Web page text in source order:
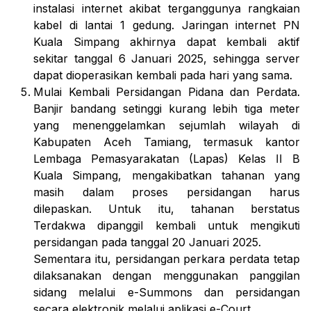
instalasi internet akibat terganggunya rangkaian
kabel di lantai 1 gedung. Jaringan internet PN
Kuala Simpang akhirnya dapat kembali aktif
sekitar tanggal 6 Januari 2025, sehingga server
dapat dioperasikan kembali pada hari yang sama.
Mulai Kembali Persidangan Pidana dan Perdata.
Banjir bandang setinggi kurang lebih tiga meter
yang menenggelamkan sejumlah wilayah di
Kabupaten Aceh Tamiang, termasuk kantor
Lembaga Pemasyarakatan (Lapas) Kelas II B
Kuala Simpang, mengakibatkan tahanan yang
masih dalam proses persidangan harus
dilepaskan. Untuk itu, tahanan berstatus
Terdakwa dipanggil kembali untuk mengikuti
persidangan pada tanggal 20 Januari 2025.
Sementara itu, persidangan perkara perdata tetap
dilaksanakan dengan menggunakan panggilan
sidang melalui e-Summons dan persidangan